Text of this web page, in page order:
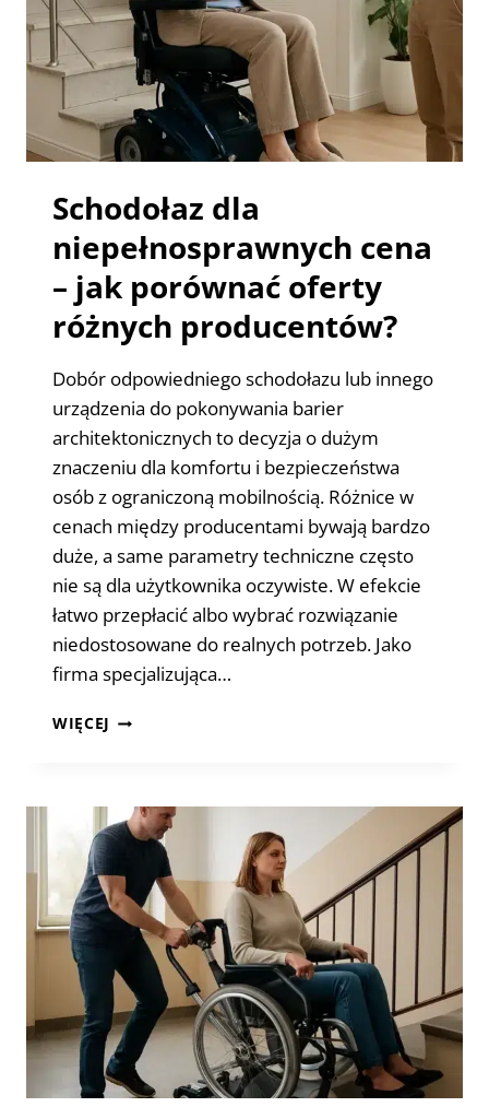
Schodołaz dla
niepełnosprawnych cena
– jak porównać oferty
różnych producentów?
Dobór odpowiedniego schodołazu lub innego
urządzenia do pokonywania barier
architektonicznych to decyzja o dużym
znaczeniu dla komfortu i bezpieczeństwa
osób z ograniczoną mobilnością. Różnice w
cenach między producentami bywają bardzo
duże, a same parametry techniczne często
nie są dla użytkownika oczywiste. W efekcie
łatwo przepłacić albo wybrać rozwiązanie
niedostosowane do realnych potrzeb. Jako
firma specjalizująca…
WIĘCEJ SCHODOŁAZ
JAK
PORÓWNAĆ
OFERTY
RÓŻNYCH
PRODUCENTÓW?